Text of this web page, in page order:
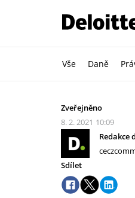
Vše Daně
Zveřejněno
8. 2. 2021 10:09
Redakce
Sdílet